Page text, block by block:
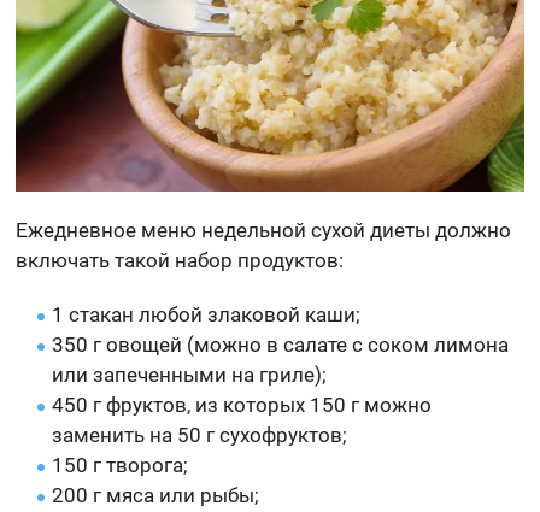
Ежедневное меню недельной сухой диеты должно
включать такой набор продуктов:
1 стакан любой злаковой каши;
350 г овощей (можно в салате с соком лимона
или запеченными на гриле);
450 г фруктов, из которых 150 г можно
заменить на 50 г сухофруктов;
150 г творога;
200 г мяса или рыбы;